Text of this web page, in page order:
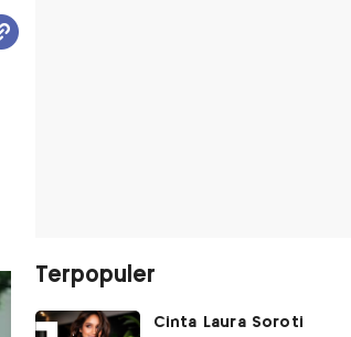
Terpopuler
Cinta Laura Soroti